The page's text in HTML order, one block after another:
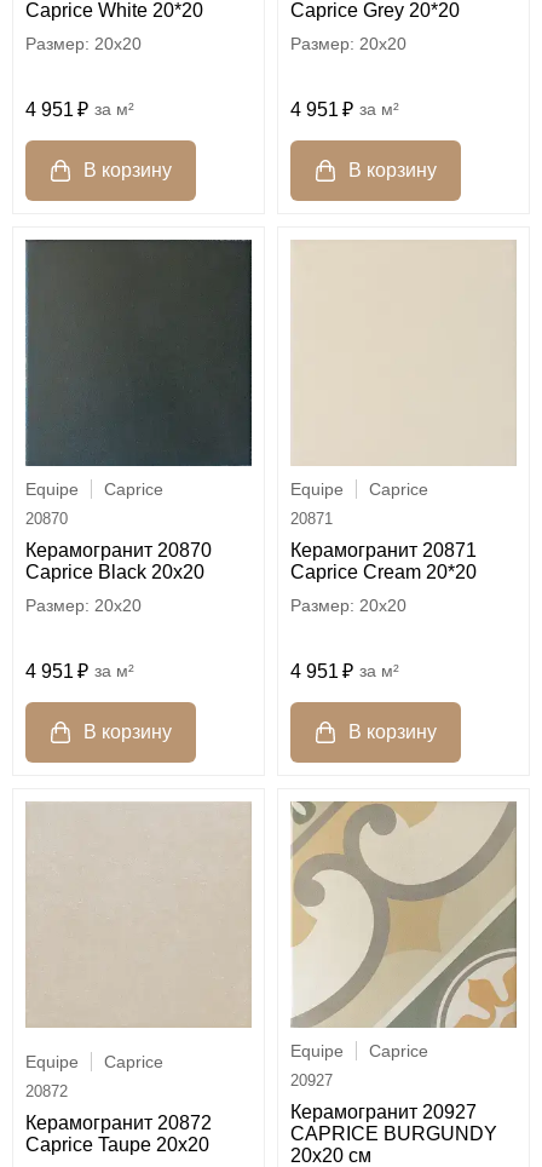
Caprice White 20*20
20x20
4 951 м²
Caprice Grey 20*20
20x20
4 951 м²
Equipe Caprice
20870
Керамогранит 20870
Caprice Black 20x20
20x20
4 951 м²
Equipe Caprice
20871
Керамогранит 20871
Caprice Cream 20*20
20x20
4 951 м²
Equipe Caprice
20872
Керамогранит 20872
Caprice Taupe 20x20
Equipe Caprice
20927
Керамогранит 20927
CAPRICE BURGUNDY
20x20 см